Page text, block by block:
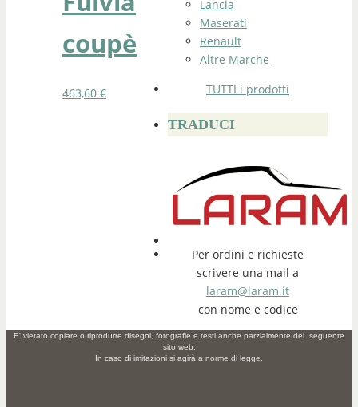
coupè
463,60 €
Lancia
Maserati
Renault
Altre Marche
TUTTI i prodotti
TRADUCI
Per ordini e richieste
scrivere una mail a
laram@laram.it
con nome e codice
E' vietato copiare o riprodurre disegni, fotografie e testi anche parzialmente del seguente
sito web.
In caso di imitazioni si agirà a norme di legge.